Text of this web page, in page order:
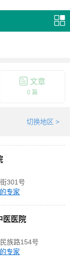
文章
0 篇
切换地区 >
301号
专家
医医院
族路154号
专家